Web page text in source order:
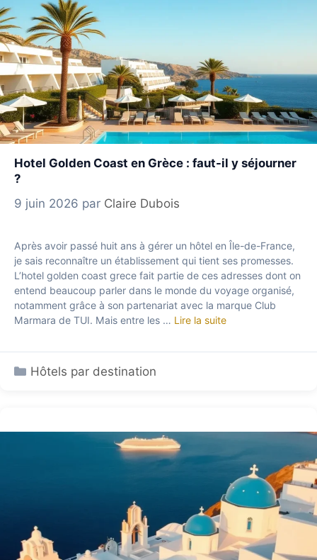
Hotel Golden Coast en Grèce : faut-il y séjourner
?
9 juin 2026 par Claire Dubois
Après avoir passé huit ans à gérer un hôtel en Île-de-France,
je sais reconnaître un établissement qui tient ses promesses.
L’hotel golden coast grece fait partie de ces adresses dont on
entend beaucoup parler dans le monde du voyage organisé,
notamment grâce à son partenariat avec la marque Club
Marmara de TUI. Mais entre les … Lire la suite
Catégories
Hôtels par destination